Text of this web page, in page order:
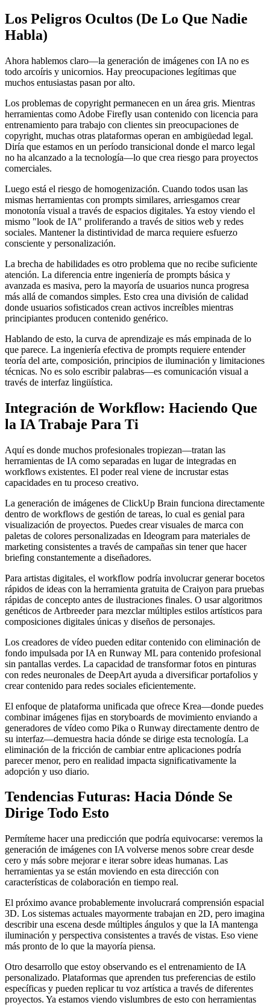
Los Peligros Ocultos (De Lo Que Nadie
Habla)
Ahora hablemos claro—la generación de imágenes con IA no es
todo arcoíris y unicornios. Hay preocupaciones legítimas que
muchos entusiastas pasan por alto.
Los problemas de copyright permanecen en un área gris. Mientras
herramientas como Adobe Firefly usan contenido con licencia para
entrenamiento para trabajo con clientes sin preocupaciones de
copyright, muchas otras plataformas operan en ambigüedad legal.
Diría que estamos en un período transicional donde el marco legal
no ha alcanzado a la tecnología—lo que crea riesgo para proyectos
comerciales.
Luego está el riesgo de homogenización. Cuando todos usan las
mismas herramientas con prompts similares, arriesgamos crear
monotonía visual a través de espacios digitales. Ya estoy viendo el
mismo "look de IA" proliferando a través de sitios web y redes
sociales. Mantener la distintividad de marca requiere esfuerzo
consciente y personalización.
La brecha de habilidades es otro problema que no recibe suficiente
atención. La diferencia entre ingeniería de prompts básica y
avanzada es masiva, pero la mayoría de usuarios nunca progresa
más allá de comandos simples. Esto crea una división de calidad
donde usuarios sofisticados crean activos increíbles mientras
principiantes producen contenido genérico.
Hablando de esto, la curva de aprendizaje es más empinada de lo
que parece. La ingeniería efectiva de prompts requiere entender
teoría del arte, composición, principios de iluminación y limitaciones
técnicas. No es solo escribir palabras—es comunicación visual a
través de interfaz lingüística.
Integración de Workflow: Haciendo Que
la IA Trabaje Para Ti
Aquí es donde muchos profesionales tropiezan—tratan las
herramientas de IA como separadas en lugar de integradas en
workflows existentes. El poder real viene de incrustar estas
capacidades en tu proceso creativo.
La generación de imágenes de ClickUp Brain funciona directamente
dentro de workflows de gestión de tareas, lo cual es genial para
visualización de proyectos. Puedes crear visuales de marca con
paletas de colores personalizadas en Ideogram para materiales de
marketing consistentes a través de campañas sin tener que hacer
briefing constantemente a diseñadores.
Para artistas digitales, el workflow podría involucrar generar bocetos
rápidos de ideas con la herramienta gratuita de Craiyon para pruebas
rápidas de concepto antes de ilustraciones finales. O usar algoritmos
genéticos de Artbreeder para mezclar múltiples estilos artísticos para
composiciones digitales únicas y diseños de personajes.
Los creadores de vídeo pueden editar contenido con eliminación de
fondo impulsada por IA en Runway ML para contenido profesional
sin pantallas verdes. La capacidad de transformar fotos en pinturas
con redes neuronales de DeepArt ayuda a diversificar portafolios y
crear contenido para redes sociales eficientemente.
El enfoque de plataforma unificada que ofrece Krea—donde puedes
combinar imágenes fijas en storyboards de movimiento enviando a
generadores de vídeo como Pika o Runway directamente dentro de
su interfaz—demuestra hacia dónde se dirige esta tecnología. La
eliminación de la fricción de cambiar entre aplicaciones podría
parecer menor, pero en realidad impacta significativamente la
adopción y uso diario.
Tendencias Futuras: Hacia Dónde Se
Dirige Todo Esto
Permíteme hacer una predicción que podría equivocarse: veremos la
generación de imágenes con IA volverse menos sobre crear desde
cero y más sobre mejorar e iterar sobre ideas humanas. Las
herramientas ya se están moviendo en esta dirección con
características de colaboración en tiempo real.
El próximo avance probablemente involucrará comprensión espacial
3D. Los sistemas actuales mayormente trabajan en 2D, pero imagina
describir una escena desde múltiples ángulos y que la IA mantenga
iluminación y perspectiva consistentes a través de vistas. Eso viene
más pronto de lo que la mayoría piensa.
Otro desarrollo que estoy observando es el entrenamiento de IA
personalizado. Plataformas que aprenden tus preferencias de estilo
específicas y pueden replicar tu voz artística a través de diferentes
proyectos. Ya estamos viendo vislumbres de esto con herramientas